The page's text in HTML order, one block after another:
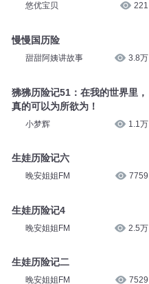
悠优宝贝 221
慢慢国历险
甜甜阿姨讲故事 3.8万
狒狒历险记51：在我的世界里，
真的可以为所欲为！
小梦辉 1.1万
生娃历险记六
晚安姐姐FM 7759
生娃历险记4
晚安姐姐FM 2.5万
生娃历险记二
晚安姐姐FM 7529